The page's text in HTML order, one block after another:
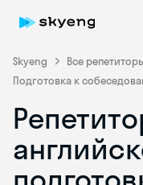
Skyeng Все
Подготовка к